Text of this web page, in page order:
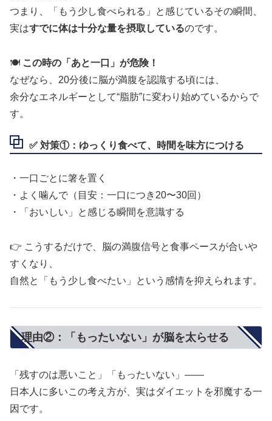
つまり、「もう少し食べられる」と感じているその瞬間、
実はすでに体は十分な量を摂取しているのです。
🍽️ この時の「あと一口」が危険！
なぜなら、20分後に脳が満腹を認識する頃には、
余分なエネルギーとして“脂肪”に変わり始めているからで
す。
✅ 対策①：ゆっくり食べて、時間を味方につける
・一口ごとに箸を置く
・よく噛んで（目安：一口につき20〜30回）
・「おいしい」と感じる瞬間を意識する
👉 こうするだけで、脳の満腹信号と食事ペースが合いや
すくなり、
自然と「もう少し食べたい」という感情を抑えられます。
理由②：「もったいない」が脳を太らせる
「残すのは悪いこと」「もったいない」――
日本人に多いこの考え方が、実はダイエットを邪魔する一
因です。